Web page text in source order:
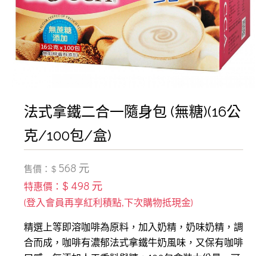
法式拿鐵二合一隨身包 (無糖)(16公
克/100包/盒)
售價：$ 568 元
特惠價： $ 498 元
精選上等即溶咖啡為原料，加入奶精，奶味奶精，調
合而成，咖啡有濃郁法式拿鐵牛奶風味，又保有咖啡